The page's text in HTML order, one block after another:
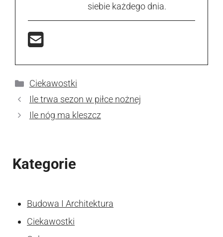
siebie każdego dnia.
Kategorie
Ciekawostki
Ile trwa sezon w piłce nożnej
Ile nóg ma kleszcz
Kategorie
Budowa I Architektura
Ciekawostki